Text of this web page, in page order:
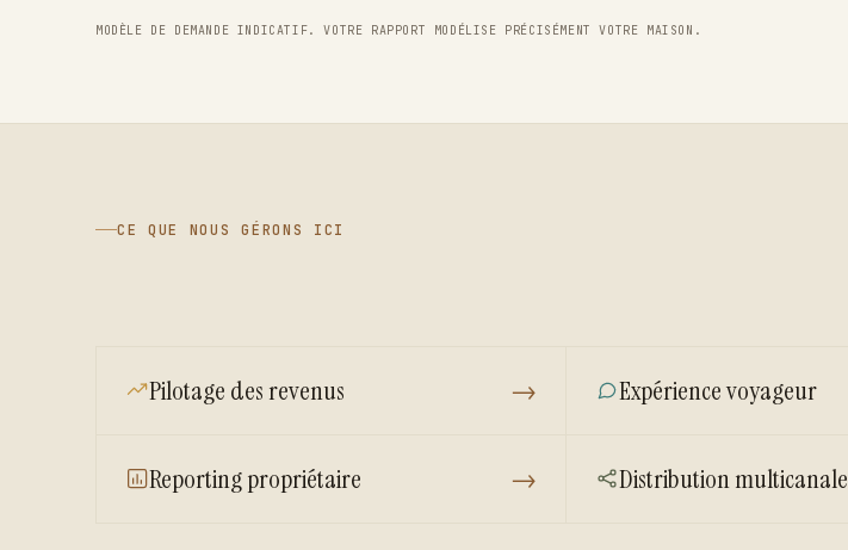
MODÈLE DE DEMANDE INDICATIF. VOTRE RAPPORT MODÉLISE PRÉCISÉMENT VOTRE MAISON.
CE QUE NOUS GÉRONS ICI
Pilotage des revenus → Expérience voyageur
Reporting propriétaire → Distribution multicanale